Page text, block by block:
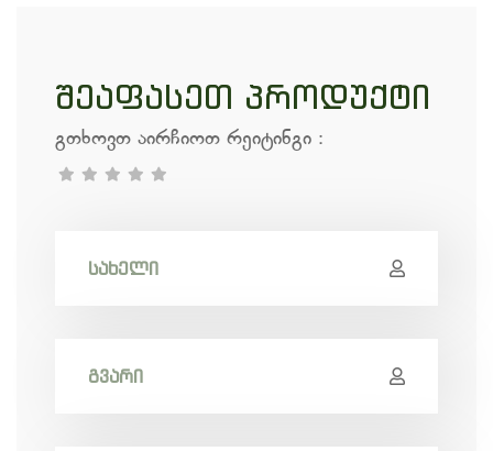
შეაფასეთ პროდუქტი
გთხოვთ აირჩიოთ რეიტინგი :